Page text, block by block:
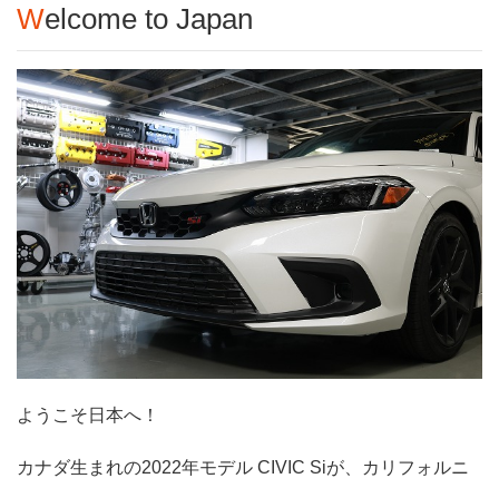
Welcome to Japan
ようこそ日本へ！
カナダ生まれの2022年モデル CIVIC Siが、カリフォルニ